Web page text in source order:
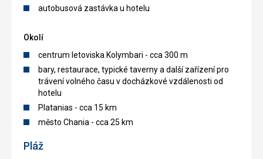
autobusová zastávka u hotelu
Okolí
centrum letoviska Kolymbari - cca 300 m
bary, restaurace, typické taverny a další zařízení pro
trávení volného času v docházkové vzdálenosti od
hotelu
Platanias - cca 15 km
město Chania - cca 25 km
Pláž